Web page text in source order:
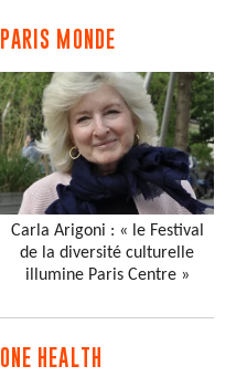
PARIS MONDE
Carla Arigoni : « le Festival
de la diversité culturelle
illumine Paris Centre »
ONE HEALTH